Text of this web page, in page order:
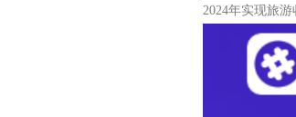
2024年实现旅